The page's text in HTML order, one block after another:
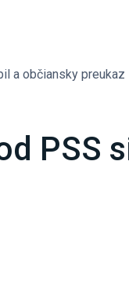
a občiansky preukaz
PSS